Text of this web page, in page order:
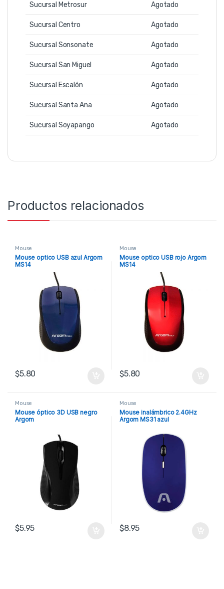
Sucursal Metrosur Agotado
Sucursal Centro Agotado
Sucursal Sonsonate Agotado
Sucursal San Miguel Agotado
Sucursal Escalón Agotado
Sucursal Santa Ana Agotado
Sucursal Soyapango Agotado
Productos relacionados
Mouse
Mouse optico USB azul Argom
MS14
$5.80
Mouse
Mouse optico USB rojo Argom
MS14
$5.80
Mouse
Mouse óptico 3D USB negro
Argom
$5.95
Mouse
Mouse inalámbrico 2.4GHz
Argom MS31 azul
$8.95